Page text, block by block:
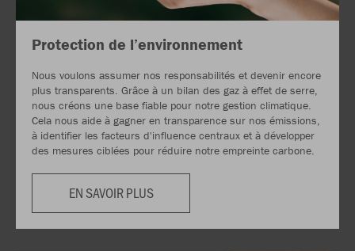
Protection de l’environnement
Nous voulons assumer nos responsabilités et devenir encore
plus transparents. Grâce à un bilan des gaz à effet de serre,
nous créons une base fiable pour notre gestion climatique.
Cela nous aide à gagner en transparence sur nos émissions,
à identifier les facteurs d'influence centraux et à développer
des mesures ciblées pour réduire notre empreinte carbone.
EN SAVOIR PLUS